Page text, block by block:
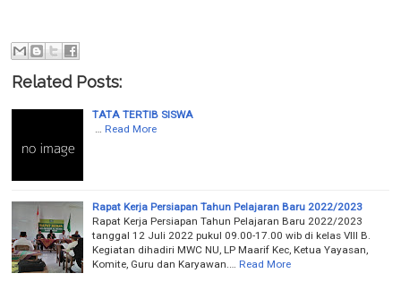
Related Posts:
TATA TERTIB SISWA
Read More
Rapat Kerja Persiapan Tahun Pelajaran Baru 2022/2023
Rapat Kerja Persiapan Tahun Pelajaran Baru 2022/2023
tanggal 12 Juli 2022 pukul 09.00-17.00 wib di kelas VIII B.
Kegiatan dihadiri MWC NU, LP Maarif Kec, Ketua Yayasan,
Komite, Guru dan Karyawan.…
Read More